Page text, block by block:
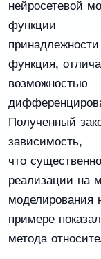
нейросетевой
функции
функция,
возможностью
Полученный
зависимость,
что
реализации на
моделирования
примере
метода